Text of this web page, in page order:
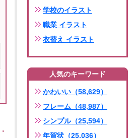
学校のイラスト
職業 イラスト
衣替え イラスト
人気のキーワード
かわいい（58,629）
フレーム（48,987）
シンプル（25,594）
年賀状（25,036）